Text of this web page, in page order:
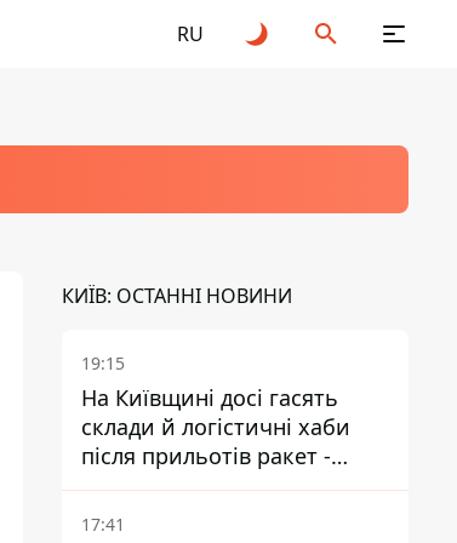
RU
КИЇВ: ОСТАННІ НОВИНИ
19:15
На Київщині досі гасять
склади й логістичні хаби
після прильотів ракет -
ДСНС
17:41